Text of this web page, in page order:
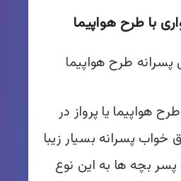
هواپیما یا پرواز در
خواب پسرانه بسیار زیبا
بچه ها به این نوع